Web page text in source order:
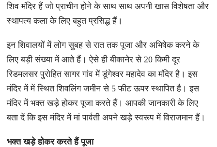
शिव मंदिर हैं जो प्राचीन होने के साथ साथ अपनी खास विशेषता और
स्थापत्य कला के लिए बहुत प्रसिद्ध हैं।
इन शिवालयों में लोग सुबह से रात तक पूजा और अभिषेक करने के
लिए बड़ी संख्या में आते हैं। ऐसे ही बीकानेर से 20 किमी दूर
रिडमलसर पुरोहित सागर गांव में डूंगेश्वर महादेव का मंदिर है। इस
मंदिर में में स्थित शिवलिंग जमीन से 5 फीट ऊपर स्थापित है। इस
मंदिर में भक्त खड़े होकर पूजा करते हैं। आपकी जानकारी के लिए
बता दें कि इस मंदिर में मां पार्वती अपने खड़े स्वरूप में विराजमान हैं।
भक्त खड़े होकर करते हैं पूजा